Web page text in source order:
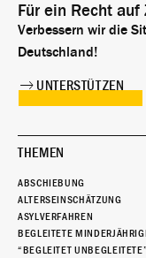
Für ein Recht auf
Verbessern wir die
Deutschland!
UNTERSTÜTZEN
THEMEN
ABSCHIEBUNG
ALTERSEINSCHÄTZUNG
ASYLVERFAHREN
BEGLEITETE
“BEGLEITET UNBEGLEITETE”